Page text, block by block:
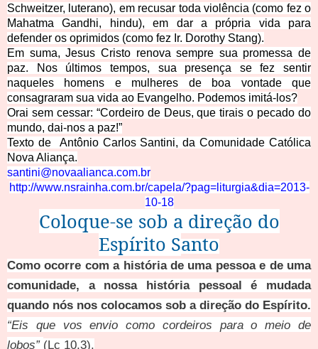
Schweitzer, luterano), em recusar toda violência (como fez o
Mahatma Gandhi, hindu), em dar a própria vida para
defender os oprimidos (como fez Ir. Dorothy Stang).
Em suma, Jesus Cristo renova sempre sua promessa de
paz. Nos últimos tempos, sua presença se fez sentir
naqueles homens e mulheres de boa vontade que
consagraram sua vida ao Evangelho. Podemos imitá-los?
Orai sem cessar: “Cordeiro de Deus, que tirais o pecado do
mundo, dai-nos a paz!”
Texto de Antônio Carlos Santini, da Comunidade Católica
Nova Aliança.
santini@novaalianca.com.br
http://www.nsrainha.com.br/capela/?pag=liturgia&dia=2013-
10-18
Coloque-se sob a direção do
Espírito Santo
Como ocorre com a história de uma pessoa e de uma
comunidade, a nossa história pessoal é mudada
quando nós nos colocamos sob a direção do Espírito.
“Eis que vos envio como cordeiros para o meio de
lobos” (Lc 10,3).